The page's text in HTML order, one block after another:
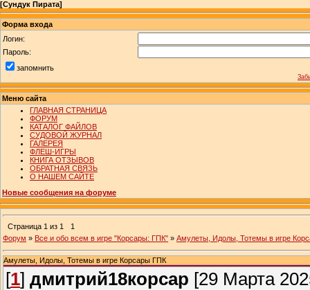
[Сундук Пирата]
Форма входа
Логин:
Пароль:
запомнить
Меню сайта
ГЛАВНАЯ СТРАНИЦА
ФОРУМ
КАТАЛОГ ФАЙЛОВ
СУДОВОЙ ЖУРНАЛ
ГАЛЕРЕЯ
ФЛЕШ-ИГРЫ
КНИГА ОТЗЫВОВ
ОБРАТНАЯ СВЯЗЬ
О НАШЕМ САЙТЕ
Новые сообщения на форуме
Страница 1 из 1
1
Форум » Все и обо всем в игре "Корсары: ГПК" » Амулеты, Идолы, Тотемы в игре
Амулеты, Идолы, Тотемы в игре Корсары ГПК
[1] дмитрий18корсар [29 Марта